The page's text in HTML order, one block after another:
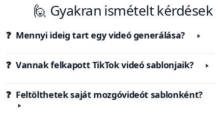
🙋 Gyakran ismételt kérdések
❓ Mennyi ideig tart egy videó generálása?
❓ Vannak felkapott TikTok videó sablonjaik?
❓ Feltölthetek saját mozgóvideót sablonként?